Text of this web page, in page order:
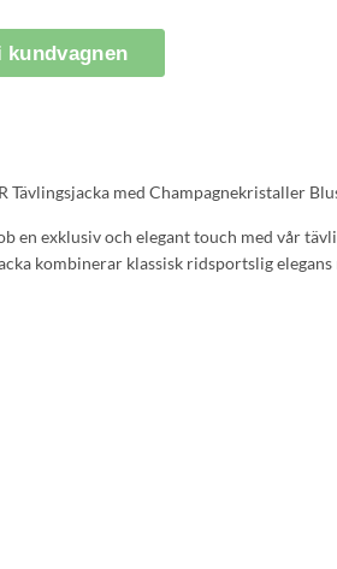
kundvagnen
Tävlingsjacka med Champagnekristaller
en exklusiv och elegant touch med vår
kombinerar klassisk ridsportslig